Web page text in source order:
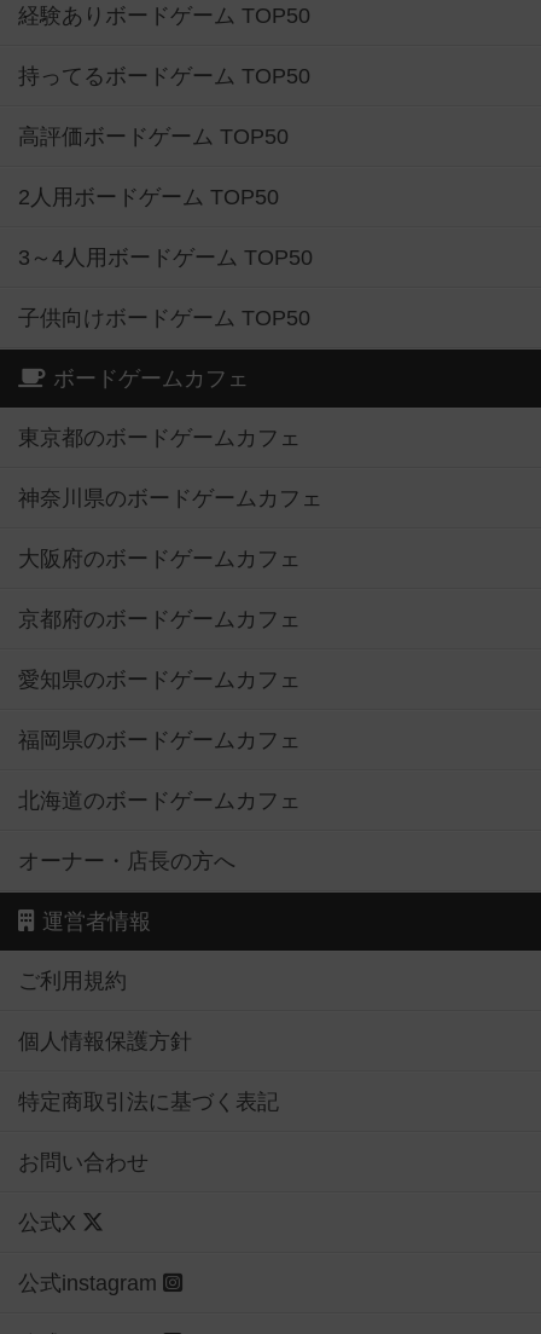
経験ありボードゲーム TOP50
持ってるボードゲーム TOP50
高評価ボードゲーム TOP50
2人用ボードゲーム TOP50
3～4人用ボードゲーム TOP50
子供向けボードゲーム TOP50
ボードゲームカフェ
東京都のボードゲームカフェ
神奈川県のボードゲームカフェ
大阪府のボードゲームカフェ
京都府のボードゲームカフェ
愛知県のボードゲームカフェ
福岡県のボードゲームカフェ
北海道のボードゲームカフェ
オーナー・店長の方へ
運営者情報
ご利用規約
個人情報保護方針
特定商取引法に基づく表記
お問い合わせ
公式X
公式instagram